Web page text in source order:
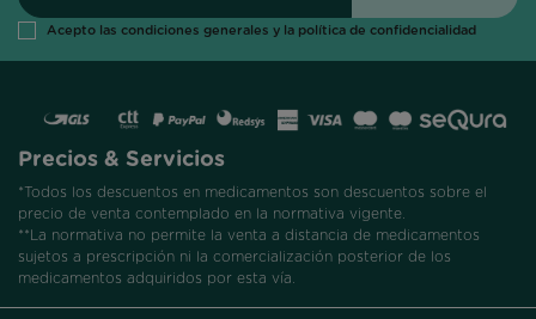
Acepto las condiciones generales y la política de confidencialidad
Precios & Servicios
*Todos los descuentos en medicamentos son descuentos sobre el
precio de venta contemplado en la normativa vigente.
**La normativa no permite la venta a distancia de medicamentos
sujetos a prescripción ni la comercialización posterior de los
medicamentos adquiridos por esta vía.